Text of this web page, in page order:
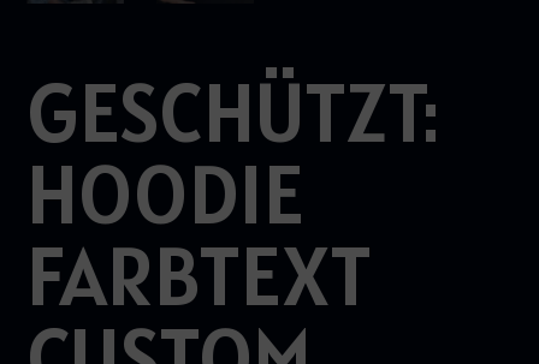
GESCHÜTZT:
HOODIE
FARBTEXT